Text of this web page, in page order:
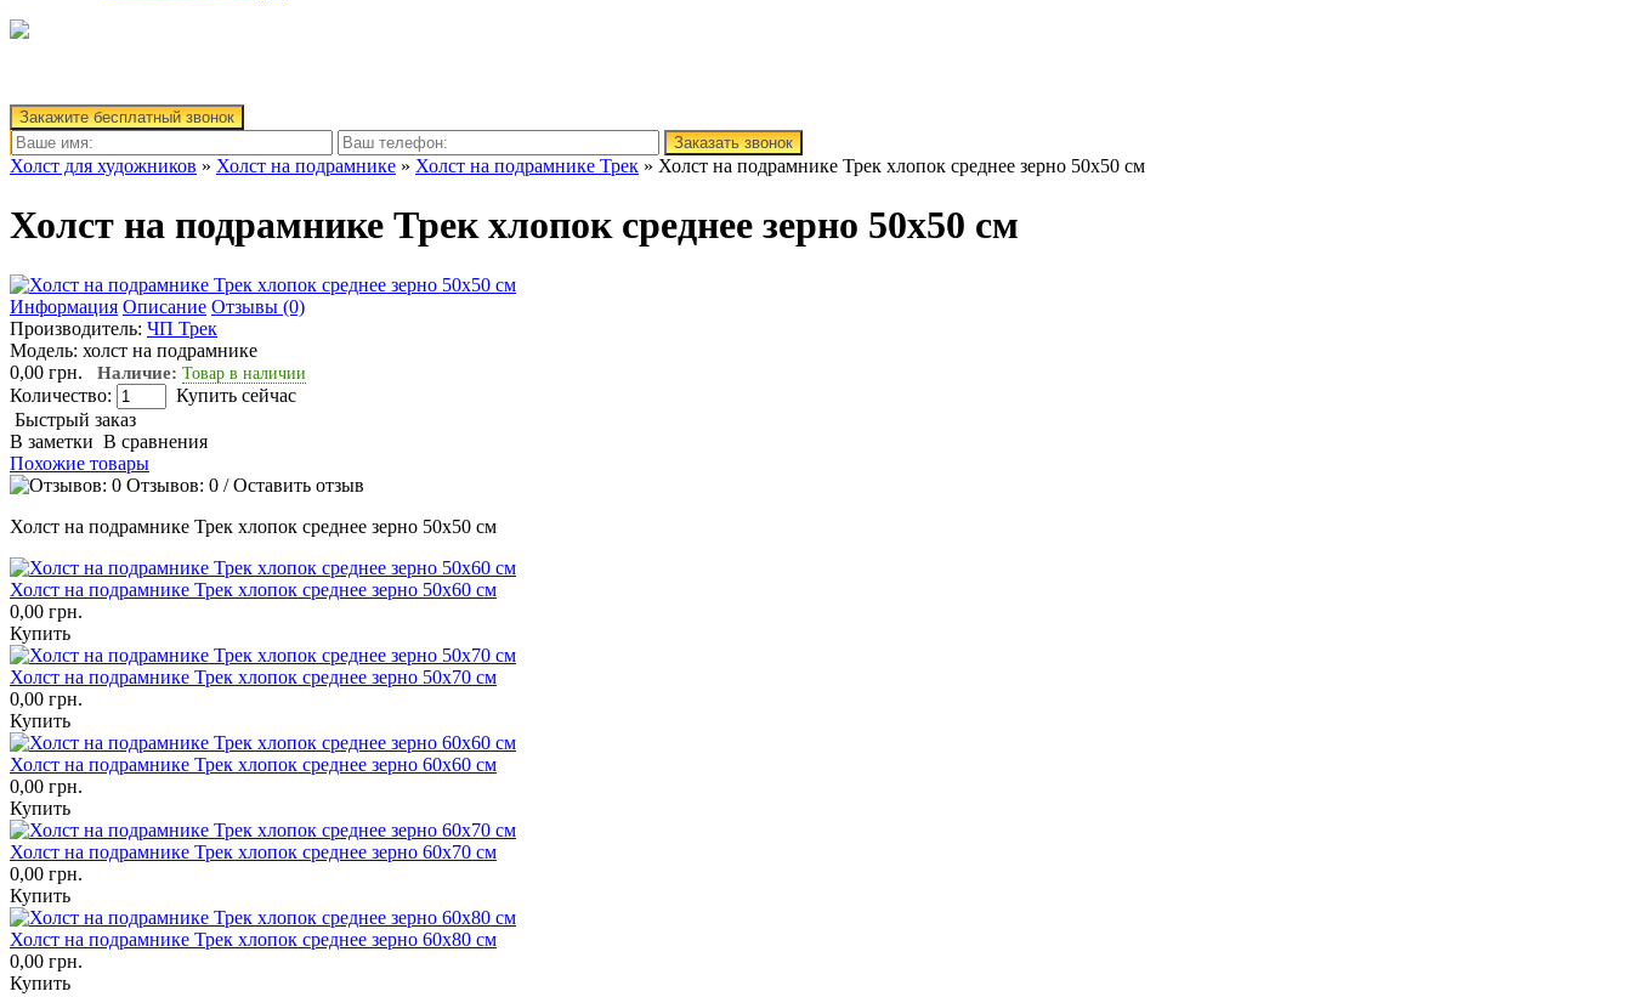
Закажите бесплатный звонок
Заказать звонок
Холст для художников » Холст на подрамнике » Холст на подрамнике Трек » Холст на подрамнике Трек хлопок среднее зерно 50х50 см
Холст на подрамнике Трек хлопок среднее зерно 50х50 см
Информация Описание Отзывы (0)
Производитель: ЧП Трек
Модель: холст на подрамнике
0,00 грн. Наличие: Товар в наличии
Количество:
Купить сейчас
Быстрый заказ
В заметки В сравнения
Похожие товары
Отзывов: 0 /Оставить отзыв
Холст на подрамнике Трек хлопок среднее зерно 50х50 см
Холст на подрамнике Трек хлопок среднее зерно 50х60 см
0,00 грн.
Купить
Холст на подрамнике Трек хлопок среднее зерно 50х70 см
0,00 грн.
Купить
Холст на подрамнике Трек хлопок среднее зерно 60х60 см
0,00 грн.
Купить
Холст на подрамнике Трек хлопок среднее зерно 60х70 см
0,00 грн.
Купить
Холст на подрамнике Трек хлопок среднее зерно 60х80 см
0,00 грн.
Купить